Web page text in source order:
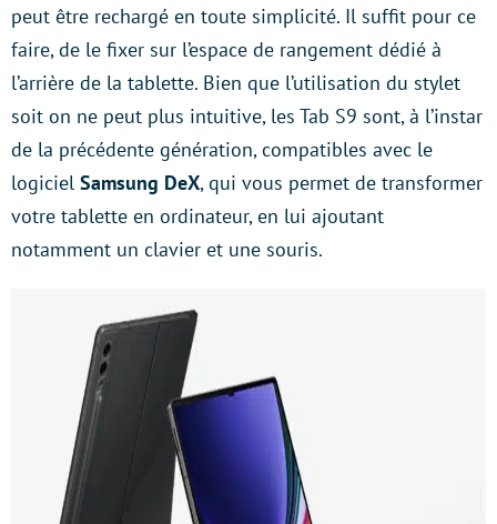
peut être rechargé en toute simplicité. Il suffit pour ce
faire, de le fixer sur l’espace de rangement dédié à
l’arrière de la tablette. Bien que l’utilisation du stylet
soit on ne peut plus intuitive, les Tab S9 sont, à l’instar
de la précédente génération, compatibles avec le
logiciel Samsung DeX, qui vous permet de transformer
votre tablette en ordinateur, en lui ajoutant
notamment un clavier et une souris.